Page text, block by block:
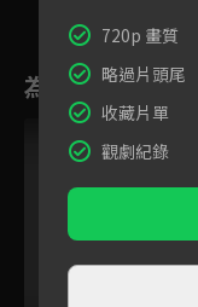
為您推薦
720p 畫質
略過片頭尾
收藏片單
觀劇紀錄